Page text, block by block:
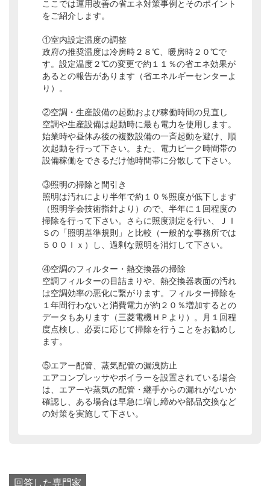
ここでは運用改善の省エネ対策事例とそのポイント
をご紹介します。
①室内設定温度の調整
政府の推奨温度は冷房時２８℃、暖房時２０℃で
す。設定温度２℃の変更で約１１％の省エネ効果が
あるとの報告があります（省エネルギーセンターよ
り）。
②空調・生産設備の起動および稼働時間の見直し
空調や生産設備は起動時に最も電力を使用します。
始業時や昼休み後の複数設備の一斉起動を避け、順
次起動を行って下さい。また、電力ピーク時間帯の
設備稼働をできるだけ他時間帯に分散して下さい。
③照明の掃除と間引き
照明は汚れにより半年で約１０％照度が低下します
（照明学会技術指針より）ので、半年に１回程度の
掃除を行って下さい。さらに照度測定を行い、ＪＩ
Ｓの「照明基準規則」と比較（一般的な事務所では
５００ｌｘ）し、過剰な照明を消灯して下さい。
④空調のフィルター・熱交換器の掃除
空調フィルターの目詰まりや、熱交換器表面の汚れ
は空調効率の悪化に繋がります。フィルター掃除を
１年間行わないと消費電力が約２０％増加するとの
データもあります（三菱電機ＨＰより）。月１回程
度点検し、必要に応じて掃除を行うことをお勧めし
ます。
⑤エアー配管、蒸気配管の漏洩防止
エアコンプレッサやボイラーを設置されている場合
は、エアーや蒸気の配管・継手からの漏れがないか
確認し、ある場合は早急に増し締めや部品交換など
の対策を実施して下さい。
回答した専門家